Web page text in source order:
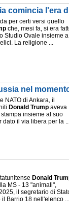
comincia l'era
per certi versi quello
che, mesi fa, si era
Studio Ovale insieme
La religione ...
nel
NATO di Ankara, il
Donald Trump aveva
insieme al suo
dato il via libera per la
Donald
MS - 13 "animali",
il segretario di
Barrio 18 nell'elenco ...